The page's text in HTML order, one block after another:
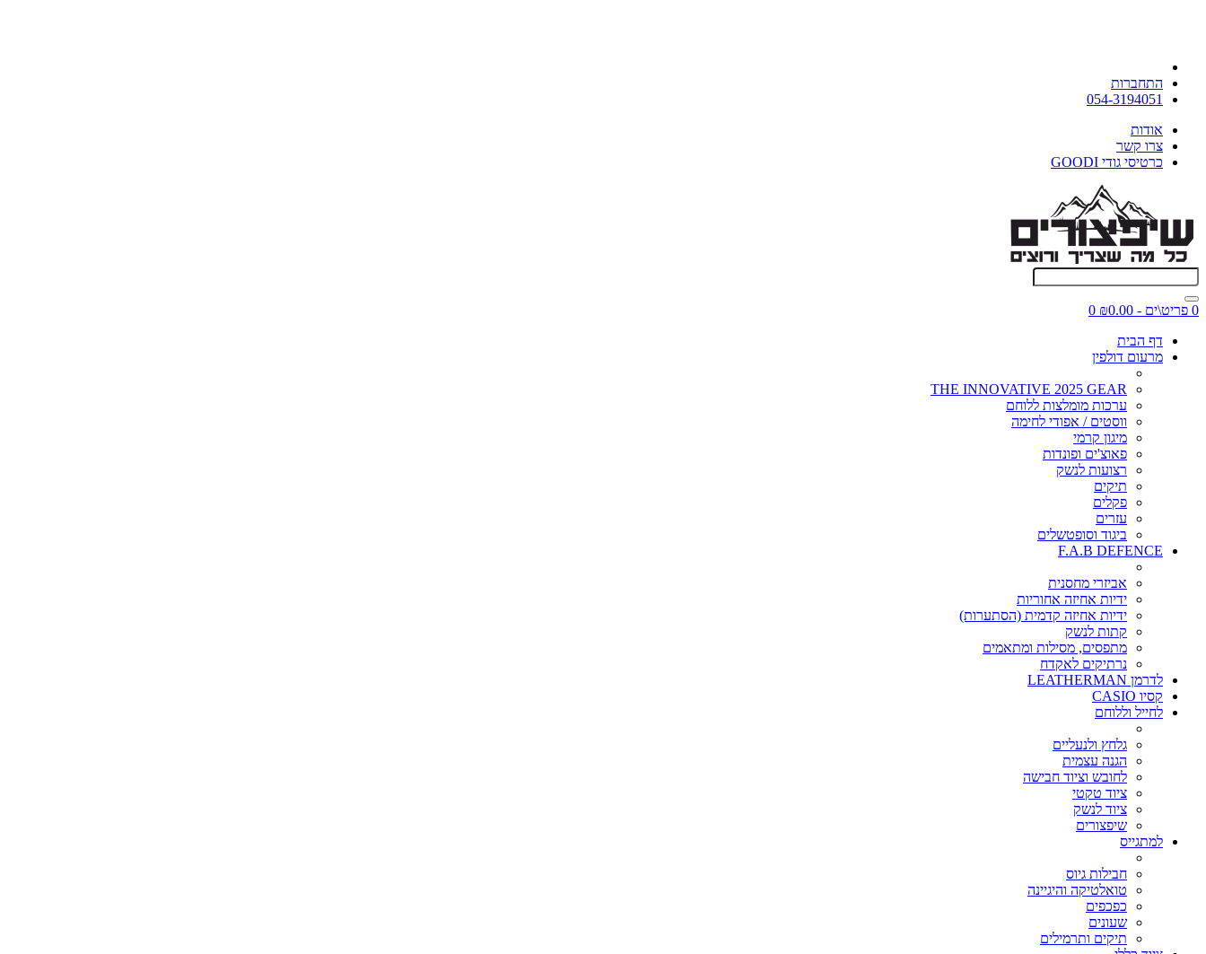
התחברות
054-3194051
אודות
צרו קשר
כרטיסי גודי GOODI
0 פריט\ים - ₪0.00
0
דף הבית
מרעום דולפין
THE INNOVATIVE 2025 GEAR
ערכות מומלצות ללוחם
ווסטים / אפודי לחימה
מיגון קרמי
פאוצ'ים ופונדות
רצועות לנשק
תיקים
פקלים
עזרים
ביגוד וסופטשלים
F.A.B DEFENCE
אביזרי מחסנית
ידיות אחיזה אחוריות
ידיות אחיזה קדמית (הסתערות)
קתות לנשק
מתפסים, מסילות ומתאמים
נרתיקים לאקדח
לדרמן LEATHERMAN
קסיו CASIO
לחייל וללוחם
גלחץ ולנעליים
הגנה עצמית
לחובש וציוד חבישה
ציוד טקטי
ציוד לנשק
שיפצורים
למתגייס
חבילות גיוס
טואלטיקה והיגיינה
כפכפים
שעונים
תיקים ותרמילים